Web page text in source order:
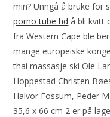
min? Unngå å bruke for
porno tube hd å bli kvitt
fra Western Cape ble
mange europeiske
thai massasje ski Ole
Hoppestad Christen
Halvor Fossum, Peder
35,6 x 66 cm 2 er på